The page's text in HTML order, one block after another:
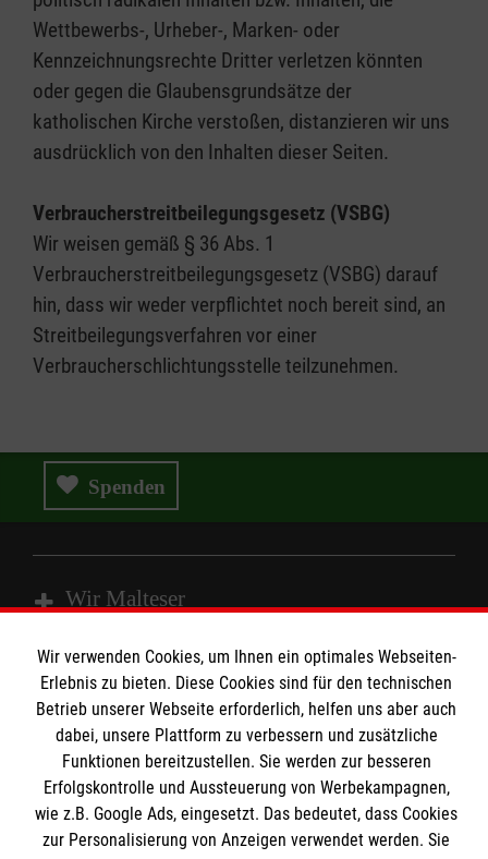
Wettbewerbs-, Urheber-, Marken- oder
Kennzeichnungsrechte Dritter verletzen könnten
oder gegen die Glaubensgrundsätze der
katholischen Kirche verstoßen, distanzieren wir uns
ausdrücklich von den Inhalten dieser Seiten.
Verbraucherstreitbeilegungsgesetz (VSBG)
Wir weisen gemäß § 36 Abs. 1
Verbraucherstreitbeilegungsgesetz (VSBG) darauf
hin, dass wir weder verpflichtet noch bereit sind, an
Streitbeilegungsverfahren vor einer
Verbraucherschlichtungsstelle teilzunehmen.
Spenden
Wir Malteser
Spenden & Helfen
Angebote & Leistungen
Kursangebote
Mitarbeiten
Stellenangebote
Wir Malteser
Informationen
Kontakt
Presse und Medien
Malteser online
Wir verwenden Cookies, um Ihnen ein optimales Webseiten-
Erlebnis zu bieten. Diese Cookies sind für den technischen
Betrieb unserer Webseite erforderlich, helfen uns aber auch
dabei, unsere Plattform zu verbessern und zusätzliche
Funktionen bereitzustellen. Sie werden zur besseren
Erfolgskontrolle und Aussteuerung von Werbekampagnen,
wie z.B. Google Ads, eingesetzt. Das bedeutet, dass Cookies
zur Personalisierung von Anzeigen verwendet werden. Sie